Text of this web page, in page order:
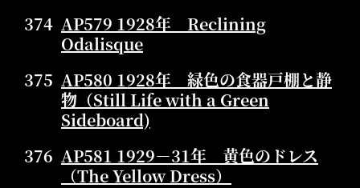
374 AP579 1928年 Reclining
Odalisque
375 AP580 1928年 緑色の食器戸棚と静
物（Still Life with a Green
Sideboard)
376 AP581 1929－31年 黄色のドレス
（The Yellow Dress）